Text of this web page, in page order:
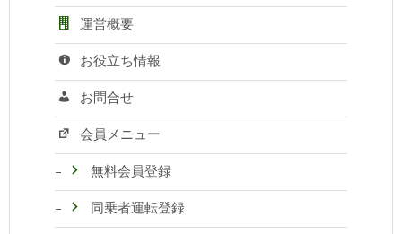
運営概要
お役立ち情報
お問合せ
会員メニュー
無料会員登録
同乗者運転登録